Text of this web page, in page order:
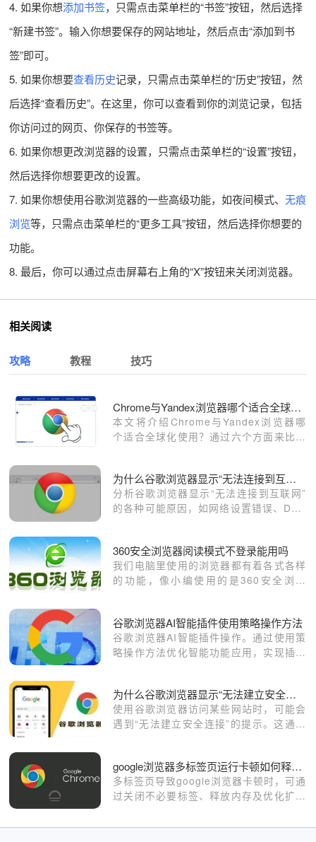
4. 如果你想添加书签，只需点击菜单栏的“书签”按钮，然后选择
“新建书签”。输入你想要保存的网站地址，然后点击“添加到书
签”即可。
5. 如果你想要查看历史记录，只需点击菜单栏的“历史”按钮，然
后选择“查看历史”。在这里，你可以查看到你的浏览记录，包括
你访问过的网页、你保存的书签等。
6. 如果你想更改浏览器的设置，只需点击菜单栏的“设置”按钮，
然后选择你想要更改的设置。
7. 如果你想使用谷歌浏览器的一些高级功能，如夜间模式、 无痕
浏览等，只需点击菜单栏的“更多工具”按钮，然后选择你想要的
功能。
8. 最后，你可以通过点击屏幕右上角的“X”按钮来关闭浏览器。
相关阅读
攻略 教程 技巧
Chrome与Yandex浏览器哪个适合全球化使用
本文将介绍Chrome与Yandex浏览器哪
个适合全球化使用？通过六个方面来比较
为什么谷歌浏览器显示“无法连接到互联网”
分析谷歌浏览器显示“无法连接到互联网”
的各种可能原因，如网络设置错误、DNS
360安全浏览器阅读模式不登录能用吗
我们电脑里使用的浏览器都有着各式各样
的功能，像小编使用的是360安全浏览
全浏览器时，如果不想登录账号的话是不
是也可以正常使用？
谷歌浏览器AI智能插件使用策略操作方法
谷歌浏览器AI智能插件操作。通过使用策
略操作方法优化智能功能应用，实现插件
为什么谷歌浏览器显示“无法建立安全连接”
使用谷歌浏览器访问某些网站时，可能会
遇到“无法建立安全连接”的提示。这通常
的原因，并提供有效的解决方案，帮助用
户恢复正常访问。
google浏览器多标签页运行卡顿如何释放内存
多标签页导致google浏览器卡顿时，可通
过关闭不必要标签、释放内存及优化扩展